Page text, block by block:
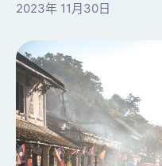
2023年 11月30日